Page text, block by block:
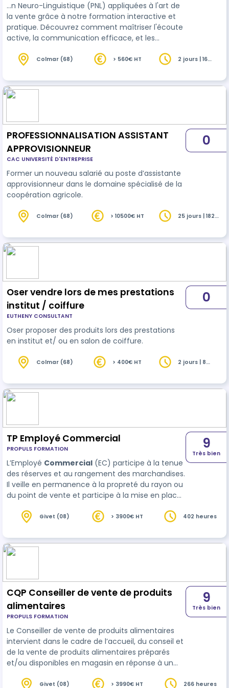
…n Neuro-Linguistique (PNL) appliquées à l'art de
la vente grâce à notre formation interactive et
pratique. Découvrez comment maîtriser l'écoute
active, la communication efficace, et les
chaque interaction
clienten une opportunité de
avec des outils puissants de PNL, tout en
apprenant à décrypter le langage non-verbal
compétenc…
Colmar (68) > 560€ HT
2 jours | 16
PROFESSIONNALISATION ASSISTANT
APPROVISIONNEUR
CAC UNIVERSITÉ D'ENTREPRISE
Former un nouveau salarié au poste d’assistante
approvisionneur dans le domaine spécialisé de la
coopération agricole.
0
Colmar (68) > 10500€ HT
25 jours | 182
Oser vendre lors de mes prestations
institut / coiffure
EUTHENY CONSULTANT
Oser proposer des produits lors des prestations
en institut et/ ou en salon de coiffure.
0
Colmar (68) > 400€ HT
2 jours | 8
TP Employé Commercial
PROPULS FORMATION
LʼEmployé Commercial (EC) participe à la tenue
des réserves et au rangement des marchandises.
Il veille en permanence à la propreté du rayon ou
du point de vente et participe à la mise en place
Commercial(e) effectue de faç…
9
Très bien
Givet (08) > 3900€ HT 402 heures
CQP Conseiller de vente de produits
alimentaires
PROPULS FORMATION
Le Conseiller de vente de produits alimentaires
intervient dans le cadre de l’accueil, du conseil et
de la vente de produits alimentaires préparés
et/ou disponibles en magasin en réponse à un
fidélisation. Il est amené à travailler pour les
9
Très bien
Givet (08) > 3990€ HT 266 heures